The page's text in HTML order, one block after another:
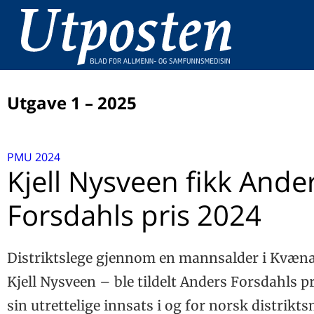
Utgave 1 – 2025
Kunstig intelligens, Parkinsons lov og Jevons paradoks
JUBILEUMSTILBAKEBLIKK
Utposten i 1975
KONGRESS
Å prioritere de som trenger oss mest i møte med en
tsunami av retningslinjer, kvalitetsmålinger og
TILSYNSSAKER
FORSKNING
Sier ‘hurra’ for at allmennmedisinsk forskning er inne i
offentlig statistikk
BETRAKTNING
Øyeblikksamler
ERINDRINGER
PMU 2024
Kjell Nysveen fikk
Forsdahls pris 2024
Distriktslege gjennom en mannsalder i
Kjell Nysveen – ble tildelt Anders Forsdahls
sin utrettelige innsats i og for norsk